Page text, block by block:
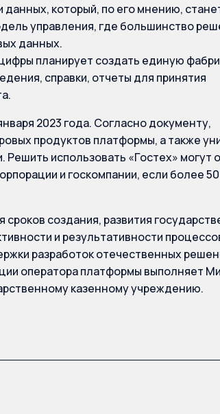
который, по его мнению,
управления, где большинство
данных.
планирует создать единую
справки, отчеты для принятия
2023 года. Согласно документу,
продуктов платформы, а также
использовать «Гостех» могут
и госкомпании, если более
создания, развития
и результативности
разработок отечественных
оператора платформы выполняет
казенному учреждению.